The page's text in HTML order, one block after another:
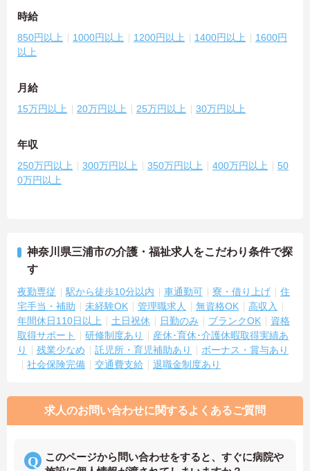
時給
850円以上 1000円以上 1200円以上 1400円以上
1600円
以上
月給
15万円以上 20万円以上 25万円以上 30万円以上
年収
250万円以上 300万円以上 350万円以上 400万円以上
50
0万円以上
神奈川県三浦市の介護・福祉求人をこだわり条件で探
す
夜勤専従 駅から徒歩10分以内 車通勤可 寮・借り上げ
住
宅手当・補助
未経験OK 管理職求人 無資格OK
高収入
年間休日110日以上
土日祝休 日勤のみ ブランクOK
資格
取得サポート
研修制度あり
産休･育休･介護休暇取得実績あ
り
残業少なめ 託児所・育児補助あり
ボーナス・賞与あり
社会保険完備
交通費支給 退職金制度あり
求人のお問い合わせに関するよくあるご質問
このページから問い合わせをすると、すぐに病院や